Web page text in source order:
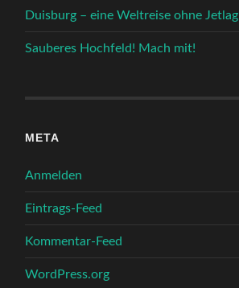
Duisburg – eine Weltreise ohne Jetlag
Sauberes Hochfeld! Mach mit!
META
Anmelden
Eintrags-Feed
Kommentar-Feed
WordPress.org